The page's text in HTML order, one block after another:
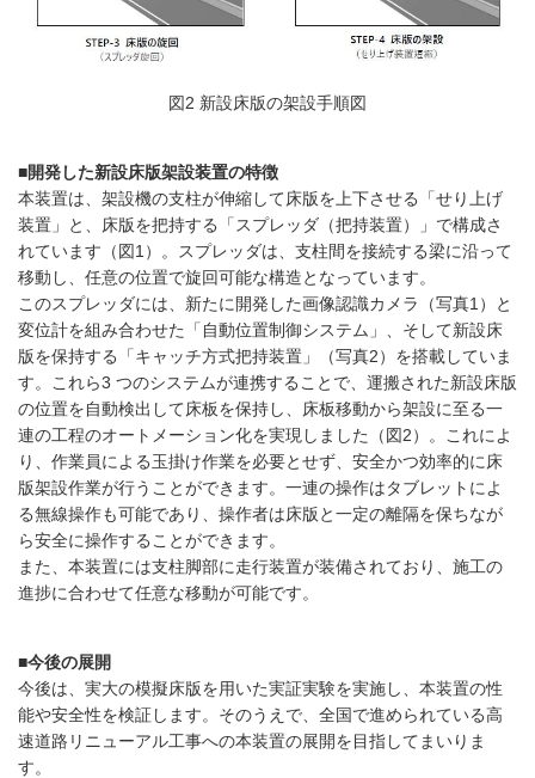
図2 新設床版の架設手順図
■開発した新設床版架設装置の特徴
本装置は、架設機の支柱が伸縮して床版を上下させる「せり上げ
装置」と、床版を把持する「スプレッダ（把持装置）」で構成さ
れています（図1）。スプレッダは、支柱間を接続する梁に沿って
移動し、任意の位置で旋回可能な構造となっています。
このスプレッダには、新たに開発した画像認識カメラ（写真1）と
変位計を組み合わせた「自動位置制御システム」、そして新設床
版を保持する「キャッチ方式把持装置」（写真2）を搭載していま
す。これら3 つのシステムが連携することで、運搬された新設床版
の位置を自動検出して床板を保持し、床板移動から架設に至る一
連の工程のオートメーション化を実現しました（図2）。これによ
り、作業員による玉掛け作業を必要とせず、安全かつ効率的に床
版架設作業が行うことができます。一連の操作はタブレットによ
る無線操作も可能であり、操作者は床版と一定の離隔を保ちなが
ら安全に操作することができます。
また、本装置には支柱脚部に走行装置が装備されており、施工の
進捗に合わせて任意な移動が可能です。
■今後の展開
今後は、実大の模擬床版を用いた実証実験を実施し、本装置の性
能や安全性を検証します。そのうえで、全国で進められている高
速道路リニューアル工事への本装置の展開を目指してまいりま
す。